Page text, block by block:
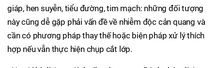
giáp, hen suyễn, tiểu đường, tim mạch: những đối tượng
này cũng dễ gặp phải vấn đề về nhiễm độc cản quang và
cần có phương pháp thay thế hoặc biện pháp xử lý thích
hợp nếu vẫn thực hiện chụp cắt lớp.